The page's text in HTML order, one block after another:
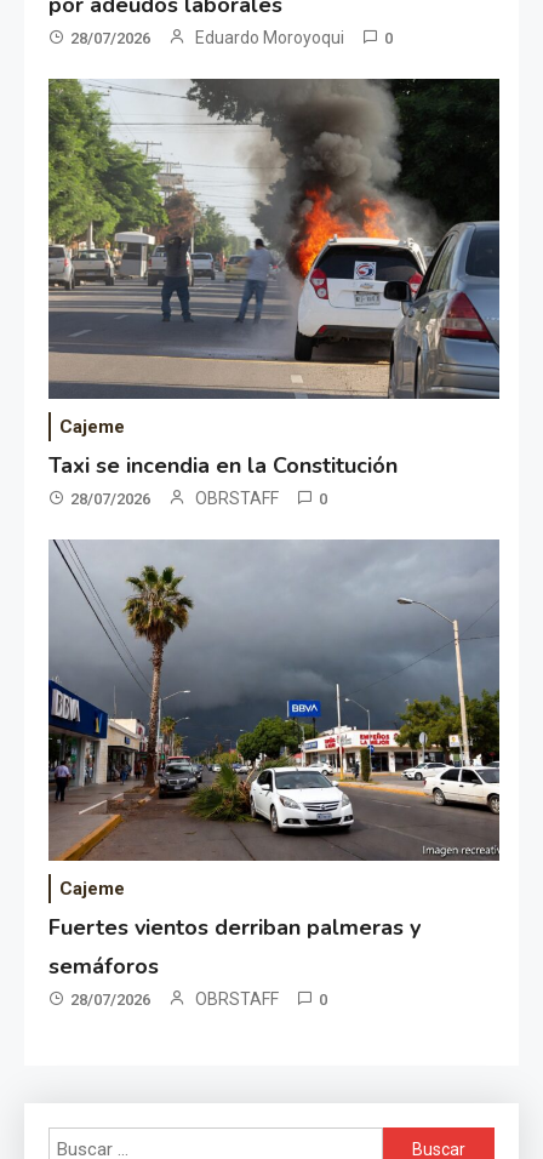
28/07/2026 Eduardo Moroyoqui 0
Cajeme
Taxi se incendia en la Constitución
28/07/2026 OBRSTAFF 0
Cajeme
Fuertes vientos derriban palmeras y
semáforos
28/07/2026 OBRSTAFF 0
Buscar: